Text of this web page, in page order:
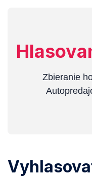
Zbieranie